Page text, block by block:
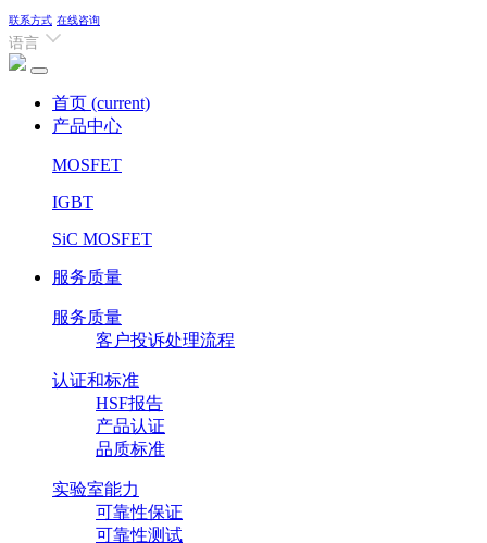
联系方式 在线咨询
语言
首页 (current)
产品中心
MOSFET
IGBT
SiC MOSFET
服务质量
服务质量
客户投诉处理流程
认证和标准
HSF报告
产品认证
品质标准
实验室能力
可靠性保证
可靠性测试